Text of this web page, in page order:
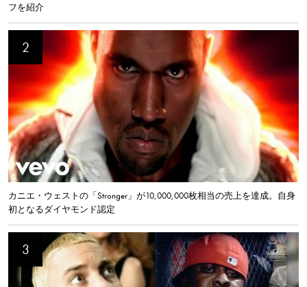
フを紹介
カニエ・ウェストの「Stronger」が10,000,000枚相当の売上を達成。自身
初となるダイヤモンド認定